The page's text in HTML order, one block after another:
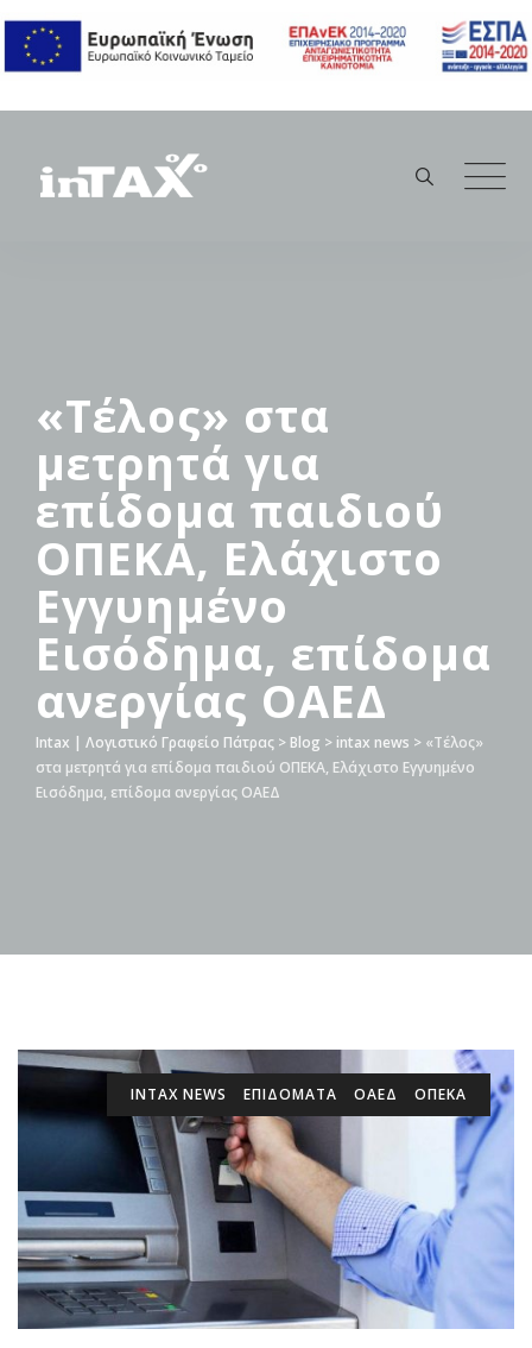
content
«Τέλος» στα
μετρητά για
επίδομα παιδιού
ΟΠΕΚΑ, Ελάχιστο
Εγγυημένο
Εισόδημα, επίδομα
ανεργίας ΟΑΕΔ
Intax | Λογιστικό Γραφείο Πάτρας > Blog > intax news > «Τέλος»
στα μετρητά για επίδομα παιδιού ΟΠΕΚΑ, Ελάχιστο Εγγυημένο
Εισόδημα, επίδομα ανεργίας ΟΑΕΔ
INTAX NEWS ΕΠΙΔΌΜΑΤΑ ΟΑΕΔ ΟΠΕΚΑ